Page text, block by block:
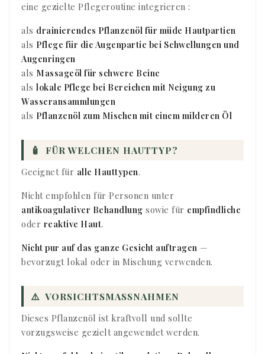
eine gezielte Pflegeroutine integrieren :
als drainierendes Pflanzenöl für müde Hautpartien
als Pflege für die Augenpartie bei Schwellungen und
Augenringen
als Massageöl für schwere Beine
als lokale Pflege bei Bereichen mit Neigung zu
Wasseransammlungen
als Pflanzenöl zum Mischen mit einem milderen Öl
🧴 FÜR WELCHEN HAUTTYP?
Geeignet für alle Hauttypen.
Nicht empfohlen für Personen unter
antikoagulativer Behandlung sowie für empfindliche
oder reaktive Haut.
Nicht pur auf das ganze Gesicht auftragen —
bevorzugt lokal oder in Mischung verwenden.
⚠️ VORSICHTSMASSNAHMEN
Dieses Pflanzenöl ist kraftvoll und sollte
vorzugsweise gezielt angewendet werden.